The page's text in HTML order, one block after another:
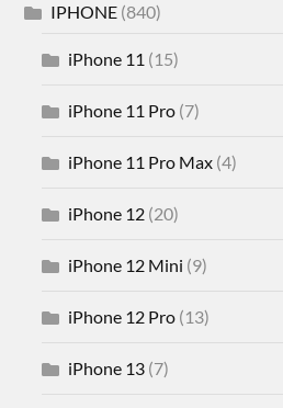
IPHONE (840)
iPhone 11 (15)
iPhone 11 Pro (7)
iPhone 11 Pro Max (4)
iPhone 12 (20)
iPhone 12 Mini (9)
iPhone 12 Pro (13)
iPhone 13 (7)